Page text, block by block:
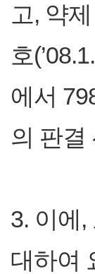
고, 약
호
에서
의 판결
3. 이에
대하여